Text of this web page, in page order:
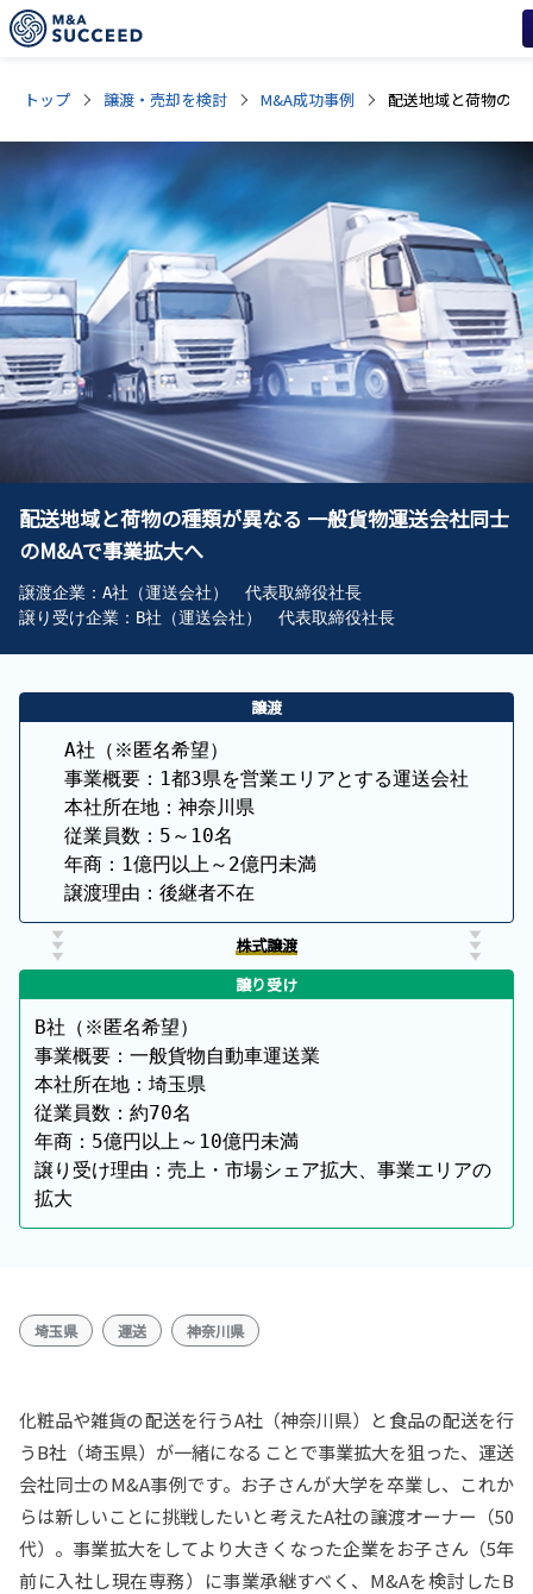
トップ 譲渡・売却を検討 M&A成功事例
配送地域と荷物の種類が異なる 一般貨物運送会社同士
のM&Aで事業拡大へ
譲渡企業：A社（運送会社）　代表取締役社長
譲り受け企業：B社（運送会社）　代表取締役社長
譲渡
A社（※匿名希望）
事業概要：1都3県を営業エリアとする運送会社
本社所在地：神奈川県
従業員数：5～10名
年商：1億円以上～2億円未満
譲渡理由：後継者不在
株式譲渡
譲り受け
B社（※匿名希望）
事業概要：一般貨物自動車運送業
本社所在地：埼玉県
従業員数：約70名
年商：5億円以上～10億円未満
譲り受け理由：売上・市場シェア拡大、事業エリアの
拡大
埼玉県 運送 神奈川県
化粧品や雑貨の配送を行うA社（神奈川県）と食品の配送を行
うB社（埼玉県）が一緒になることで事業拡大を狙った、運送
会社同士のM&A事例です。お子さんが大学を卒業し、これか
らは新しいことに挑戦したいと考えたA社の譲渡オーナー（50
代）。事業拡大をしてより大きくなった企業をお子さん（5年
前に入社し現在専務）に事業承継すべく、M&Aを検討したB